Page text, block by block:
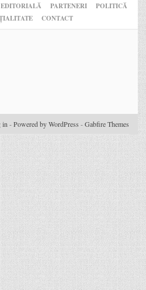
PARTENERI
POLITICĂ
CONTACT
in -Powered by WordPress -Gabfire Themes